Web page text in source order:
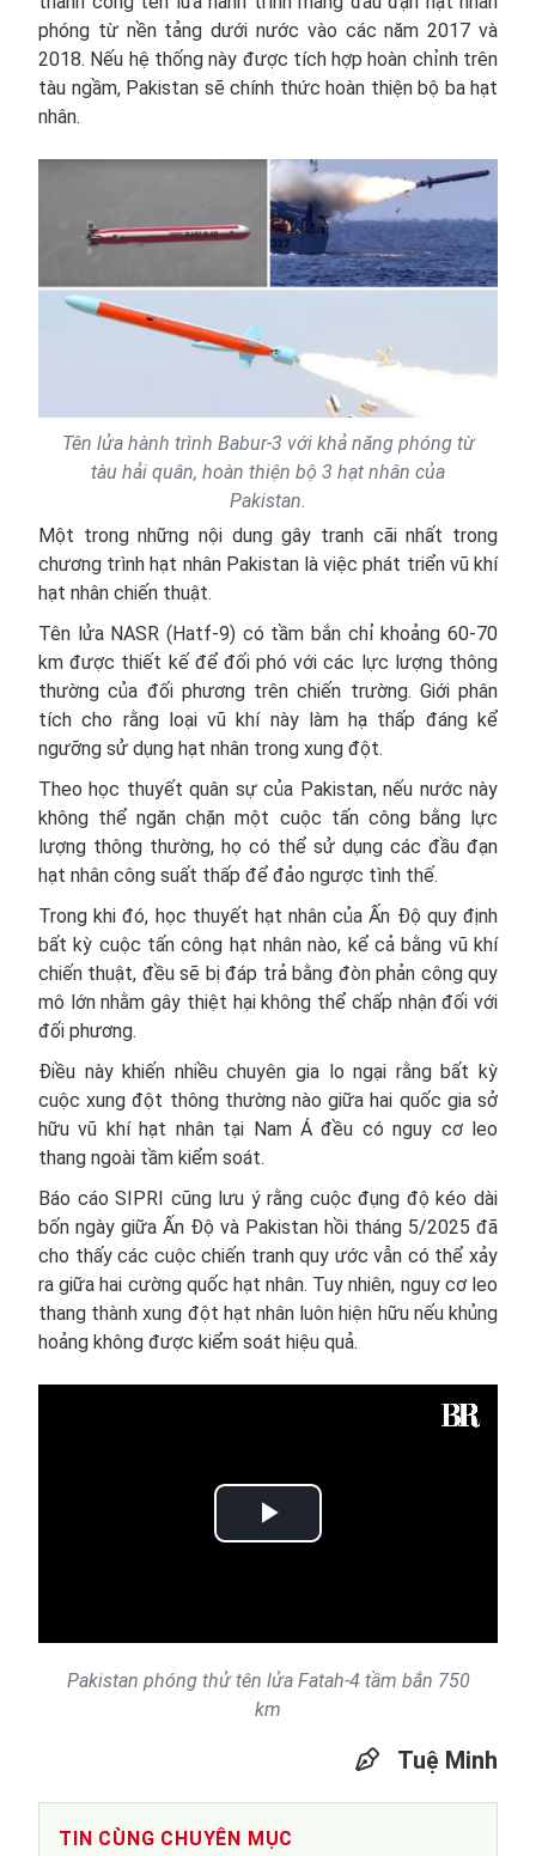
phóng từ nền tảng dưới nước vào các năm 2017 và
2018. Nếu hệ thống này được tích hợp hoàn chỉnh trên
tàu ngầm, Pakistan sẽ chính thức hoàn thiện bộ ba hạt
nhân.
Tên lửa hành trình Babur-3 với khả năng phóng từ
tàu hải quân, hoàn thiện bộ 3 hạt nhân của
Pakistan.
Một trong những nội dung gây tranh cãi nhất trong
chương trình hạt nhân Pakistan là việc phát triển vũ khí
hạt nhân chiến thuật.
Tên lửa NASR (Hatf-9) có tầm bắn chỉ khoảng 60-70
km được thiết kế để đối phó với các lực lượng thông
thường của đối phương trên chiến trường. Giới phân
tích cho rằng loại vũ khí này làm hạ thấp đáng kể
ngưỡng sử dụng hạt nhân trong xung đột.
Theo học thuyết quân sự của Pakistan, nếu nước này
không thể ngăn chặn một cuộc tấn công bằng lực
lượng thông thường, họ có thể sử dụng các đầu đạn
hạt nhân công suất thấp để đảo ngược tình thế.
Trong khi đó, học thuyết hạt nhân của Ấn Độ quy định
bất kỳ cuộc tấn công hạt nhân nào, kể cả bằng vũ khí
chiến thuật, đều sẽ bị đáp trả bằng đòn phản công quy
mô lớn nhằm gây thiệt hại không thể chấp nhận đối với
đối phương.
Điều này khiến nhiều chuyên gia lo ngại rằng bất kỳ
cuộc xung đột thông thường nào giữa hai quốc gia sở
hữu vũ khí hạt nhân tại Nam Á đều có nguy cơ leo
thang ngoài tầm kiểm soát.
Báo cáo SIPRI cũng lưu ý rằng cuộc đụng độ kéo dài
bốn ngày giữa Ấn Độ và Pakistan hồi tháng 5/2025 đã
cho thấy các cuộc chiến tranh quy ước vẫn có thể xảy
ra giữa hai cường quốc hạt nhân. Tuy nhiên, nguy cơ leo
thang thành xung đột hạt nhân luôn hiện hữu nếu khủng
hoảng không được kiểm soát hiệu quả.
Play
Pakistan phóng thử tên lửa Fatah-4 tầm bắn 750
km
Tuệ Minh
TIN CÙNG CHUYÊN MỤC